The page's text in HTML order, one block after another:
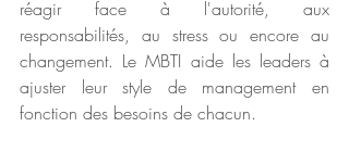
réagir face à l'autorité, aux
responsabilités, au stress ou encore au
changement. Le MBTI aide les leaders à
ajuster leur style de management en
fonction des besoins de chacun.